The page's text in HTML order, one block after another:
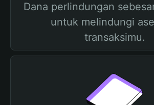
Dana perlindungan
untuk melindungi
transaksimu.